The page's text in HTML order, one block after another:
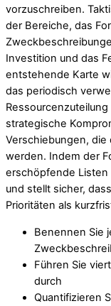
vorzuschreiben.
der Bereiche, das
Investition und das
entstehende Karte
das periodisch
strategische
Verschiebungen,
werden. Indem der
erschöpfende Listen
und stellt sicher,
Prioritäten als
Benennen Sie
Führen Sie
durch
Quantifizieren